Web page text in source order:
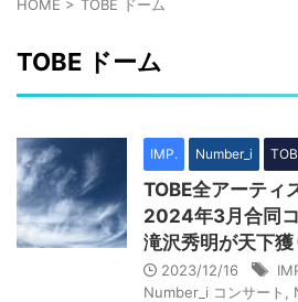
HOME > TOBE ドーム
TOBE ドーム
IMP. Number_i
TOBE全アーティ
2024年3月合同
滝沢秀明が天下獲
2023/12/16
Number_i コンサート